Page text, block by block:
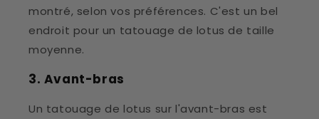
montré, selon vos préférences. C'est un bel
endroit pour un tatouage de lotus de taille
moyenne.
3. Avant-bras
Un tatouage de lotus sur l'avant-bras est